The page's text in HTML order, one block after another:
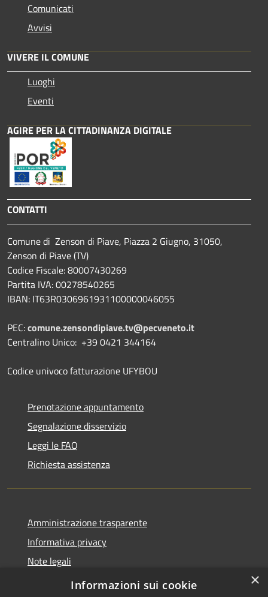
Comunicati
Avvisi
VIVERE IL COMUNE
Luoghi
Eventi
AGIRE PER LA CITTADINANZA DIGITALE
CONTATTI
Comune di Zenson di Piave, Piazza 2 Giugno, 31050,
Zenson di Piave (TV)
Codice Fiscale: 80007430269
Partita IVA: 00278540265
IBAN: IT63R0306961931100000046055
PEC:comune.zensondipiave.tv@pecveneto.it
Centralino Unico: +39 0421 344164
Codice univoco fatturazione UFYBOU
Prenotazione appuntamento
Segnalazione disservizio
Leggi le FAQ
Richiesta assistenza
Amministrazione trasparente
Informativa privacy
Note legali
Dichiarazione di accessibilità
×
Informazioni sui cookie